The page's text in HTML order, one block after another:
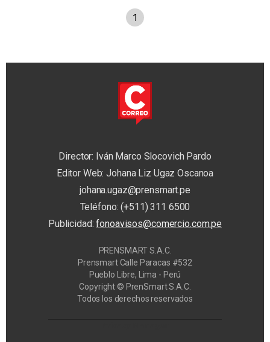
1
Director: Iván Marco Slocovich Pardo
Editor Web: Johana Liz Ugaz Oscanoa
johana.ugaz@prensmart.pe
Teléfono: (+511) 311 6500
Publicidad:fonoavisos@comercio.com.pe
PRENSMART S.A.C.
Prensmart Calle Paracas #532
Pueblo Libre, Lima - Perú
Copyright © PrenSmart S.A.C.
Todos los derechos reservados